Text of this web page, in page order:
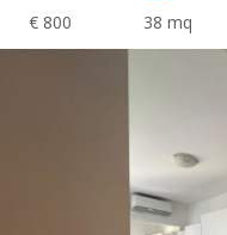
€ 800 38 mq